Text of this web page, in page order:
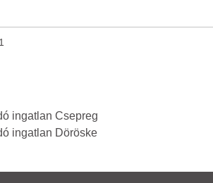
ingatlan Csepreg
ingatlan Döröske